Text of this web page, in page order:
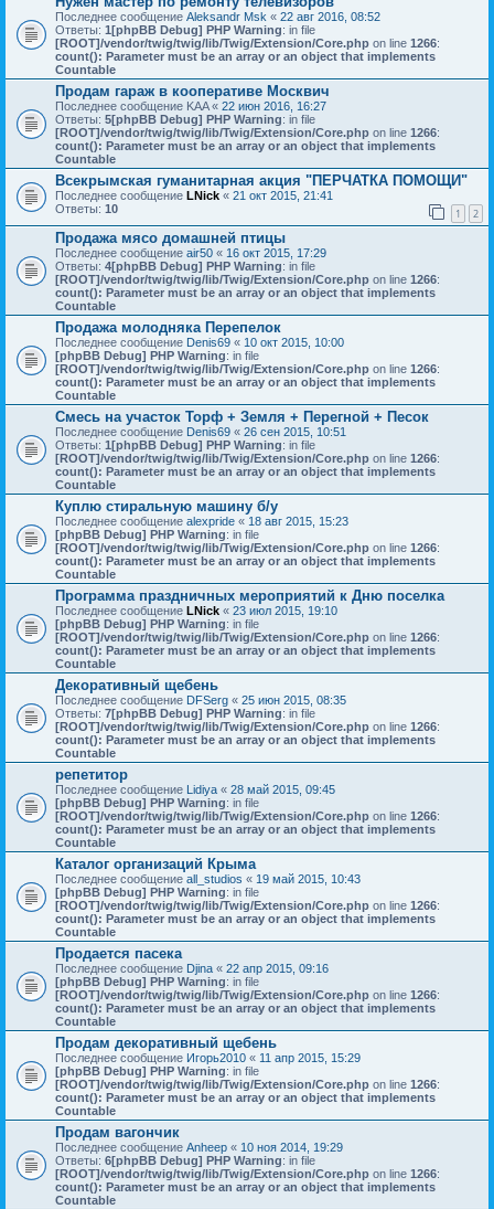
Последнее сообщение Aleksandr Msk « 22 авг 2016, 08:52
Ответы: 1[phpBB Debug] PHP Warning: in file
[ROOT]/vendor/twig/twig/lib/Twig/Extension/Core.php on line 1266:
count(): Parameter must be an array or an object that implements
Countable
Продам гараж в кооперативе Москвич
Последнее сообщение KAA« 22 июн 2016, 16:27
Ответы: 5[phpBB Debug] PHP Warning: in file
[ROOT]/vendor/twig/twig/lib/Twig/Extension/Core.php on line 1266:
count(): Parameter must be an array or an object that implements
Countable
Всекрымская гуманитарная акция "ПЕРЧАТКА ПОМОЩИ"
Последнее сообщение LNick « 21 окт 2015, 21:41
Ответы: 10 1 2
Продажа мясо домашней птицы
Последнее сообщение air50 « 16 окт 2015, 17:29
Ответы: 4[phpBB Debug] PHP Warning: in file
[ROOT]/vendor/twig/twig/lib/Twig/Extension/Core.php on line 1266:
count(): Parameter must be an array or an object that implements
Countable
Продажа молодняка Перепелок
Последнее сообщение Denis69 « 10 окт 2015, 10:00
[phpBB Debug] PHP Warning: in file
[ROOT]/vendor/twig/twig/lib/Twig/Extension/Core.php on line 1266:
count(): Parameter must be an array or an object that implements
Countable
Смесь на участок Торф + Земля + Перегной + Песок
Последнее сообщение Denis69 « 26 сен 2015, 10:51
Ответы: 1[phpBB Debug] PHP Warning: in file
[ROOT]/vendor/twig/twig/lib/Twig/Extension/Core.php on line 1266:
count(): Parameter must be an array or an object that implements
Countable
Куплю стиральную машину б/у
Последнее сообщение alexpride « 18 авг 2015, 15:23
[phpBB Debug] PHP Warning: in file
[ROOT]/vendor/twig/twig/lib/Twig/Extension/Core.php on line 1266:
count(): Parameter must be an array or an object that implements
Countable
Программа праздничных мероприятий к Дню поселка
Последнее сообщение LNick « 23 июл 2015, 19:10
[phpBB Debug] PHP Warning: in file
[ROOT]/vendor/twig/twig/lib/Twig/Extension/Core.php on line 1266:
count(): Parameter must be an array or an object that implements
Countable
Декоративный щебень
Последнее сообщение DFSerg « 25 июн 2015, 08:35
Ответы: 7[phpBB Debug] PHP Warning: in file
[ROOT]/vendor/twig/twig/lib/Twig/Extension/Core.php on line 1266:
count(): Parameter must be an array or an object that implements
Countable
репетитор
Последнее сообщение Lidiya « 28 май 2015, 09:45
[phpBB Debug] PHP Warning: in file
[ROOT]/vendor/twig/twig/lib/Twig/Extension/Core.php on line 1266:
count(): Parameter must be an array or an object that implements
Countable
Каталог организаций Крыма
Последнее сообщение all_studios « 19 май 2015, 10:43
[phpBB Debug] PHP Warning: in file
[ROOT]/vendor/twig/twig/lib/Twig/Extension/Core.php on line 1266:
count(): Parameter must be an array or an object that implements
Countable
Продается пасека
Последнее сообщение Djina « 22 апр 2015, 09:16
[phpBB Debug] PHP Warning: in file
[ROOT]/vendor/twig/twig/lib/Twig/Extension/Core.php on line 1266:
count(): Parameter must be an array or an object that implements
Countable
Продам декоративный щебень
Последнее сообщение Игорь2010 « 11 апр 2015, 15:29
[phpBB Debug] PHP Warning: in file
[ROOT]/vendor/twig/twig/lib/Twig/Extension/Core.php on line 1266:
count(): Parameter must be an array or an object that implements
Countable
Продам вагончик
Последнее сообщение Anheep « 10 ноя 2014, 19:29
Ответы: 6[phpBB Debug] PHP Warning: in file
[ROOT]/vendor/twig/twig/lib/Twig/Extension/Core.php on line 1266:
count(): Parameter must be an array or an object that implements
Countable